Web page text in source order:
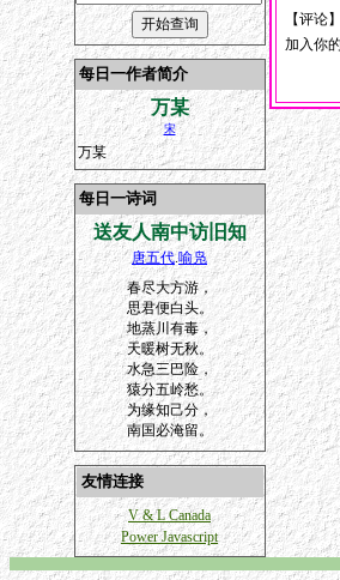
每日一作者简介
万某
宋
万某
每日一诗词
送友人南中访旧知
唐五代.喻凫
春尽大方游，
思君便白头。
地蒸川有毒，
天暖树无秋。
水急三巴险，
猿分五岭愁。
为缘知己分，
南国必淹留。
友情连接
V & L Canada
Power Javascript
【评论】
加入你